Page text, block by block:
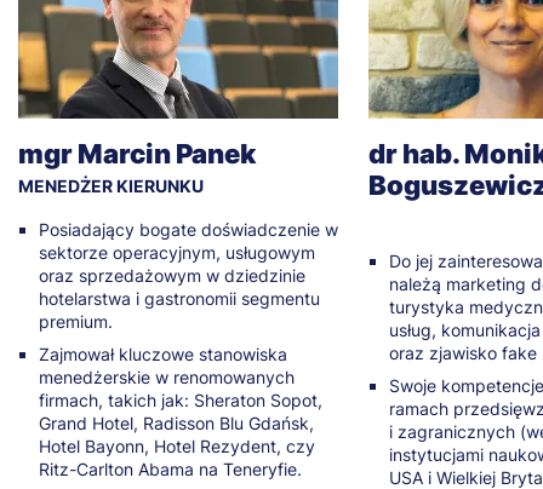
mgr Marcin Panek
MENEDŻER KIERUNKU
Posiadający bogate doświadczenie w
sektorze operacyjnym, usługowym
oraz sprzedażowym w dziedzinie
hotelarstwa i gastronomii segmentu
premium.
Zajmował kluczowe stanowiska
menedżerskie w renomowanych
firmach, takich jak: Sheraton Sopot,
Grand Hotel, Radisson Blu Gdańsk,
Hotel Bayonn, Hotel Rezydent, czy
Ritz-Carlton Abama na Teneryfie.
dr hab.
Do jej
należą marketing
turystyka
usług,
oraz zjawisko fake
Swoje
ramach
i zagranicznych
instytucjami
USA i Wielkiej